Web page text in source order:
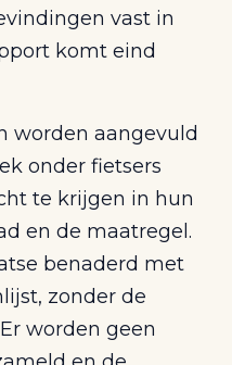
vast in
komt eind
worden aangevuld
onder fietsers
te krijgen in hun
en de maatregel.
benaderd met
zonder de
worden geen